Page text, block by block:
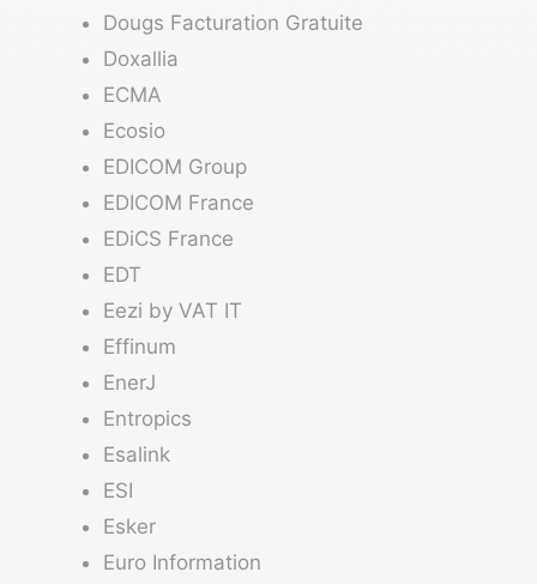
Dougs Facturation Gratuite
Doxallia
ECMA
Ecosio
EDICOM Group
EDICOM France
EDiCS France
EDT
Eezi by VAT IT
Effinum
EnerJ
Entropics
Esalink
ESI
Esker
Euro Information